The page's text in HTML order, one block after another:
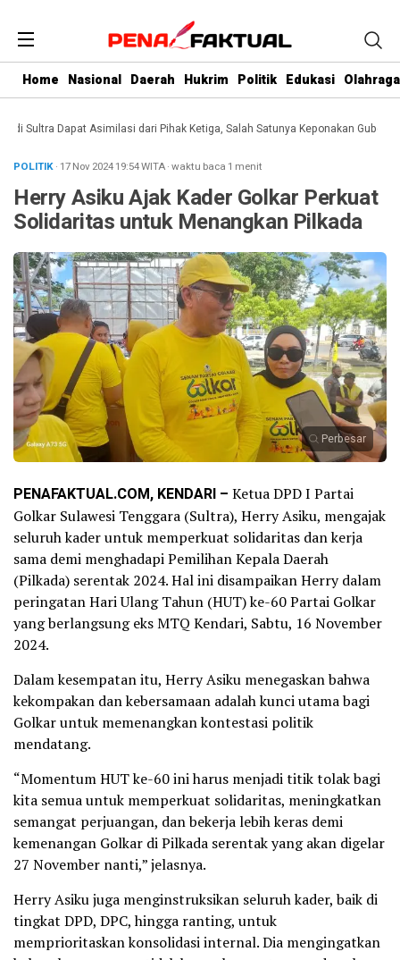
Home Nasional Daerah Hukrim Politik Edukasi Olahraga
Dapat Asimilasi dari Pihak Ketiga, Salah Satunya Keponakan Gubernur
POLITIK· 17 Nov 202419:54WITA·waktu baca 1 menit
Herry Asiku Ajak Kader Golkar Perkuat
Solidaritas untuk Menangkan Pilkada
Perbesar
PENAFAKTUAL.COM, KENDARI – Ketua DPD I Partai
Golkar Sulawesi Tenggara (Sultra), Herry Asiku, mengajak
seluruh kader untuk memperkuat solidaritas dan kerja
sama demi menghadapi Pemilihan Kepala Daerah
(Pilkada) serentak 2024. Hal ini disampaikan Herry dalam
peringatan Hari Ulang Tahun (HUT) ke-60 Partai Golkar
yang berlangsung eks MTQ Kendari, Sabtu, 16 November
2024.
Dalam kesempatan itu, Herry Asiku menegaskan bahwa
kekompakan dan kebersamaan adalah kunci utama bagi
Golkar untuk memenangkan kontestasi politik
mendatang.
“Momentum HUT ke-60 ini harus menjadi titik tolak bagi
kita semua untuk memperkuat solidaritas, meningkatkan
semangat perjuangan, dan bekerja lebih keras demi
kemenangan Golkar di Pilkada serentak yang akan digelar
27 November nanti,” jelasnya.
Herry Asiku juga menginstruksikan seluruh kader, baik di
tingkat DPD, DPC, hingga ranting, untuk
memprioritaskan konsolidasi internal. Dia mengingatkan